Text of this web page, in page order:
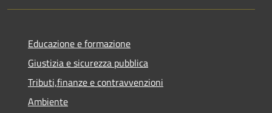
Educazione e formazione
Giustizia e sicurezza pubblica
Tributi,finanze e contravvenzioni
Ambiente